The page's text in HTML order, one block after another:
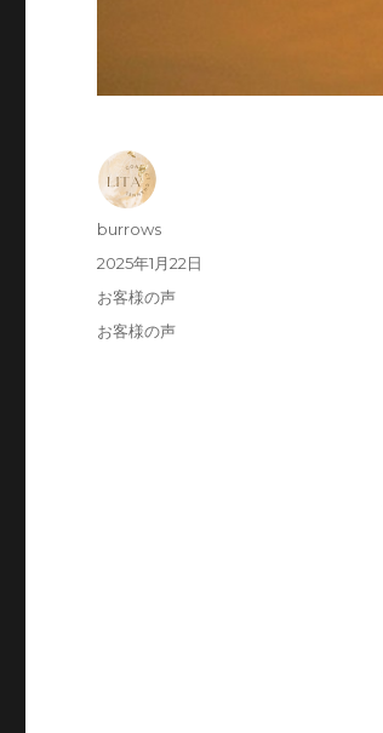
投
稿
burrows
投
稿
2025年1月22日
カ
テ
お客様の声
タ
お客様の声